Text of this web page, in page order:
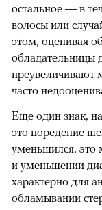
остальное — в
волосы или
этом, оценивая
обладательницы
преувеличивают
часто
Еще один знак,
это поредение
уменьшился, это
и уменьшении
характерно для
обламывании